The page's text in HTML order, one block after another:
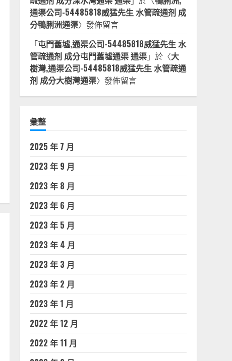
通渠公司-54485818威猛先生 水管疏通剂 成
分鴨脷洲通渠〉發佈留言
「屯門舊墟,通渠公司-54485818威猛先生 水
管疏通剂 成分屯門舊墟通渠 通渠」於〈大
樹灣,通渠公司-54485818威猛先生 水管疏通
剂 成分大樹灣通渠〉發佈留言
彙整
2025 年 7 月
2023 年 9 月
2023 年 8 月
2023 年 6 月
2023 年 5 月
2023 年 4 月
2023 年 3 月
2023 年 2 月
2023 年 1 月
2022 年 12 月
2022 年 11 月